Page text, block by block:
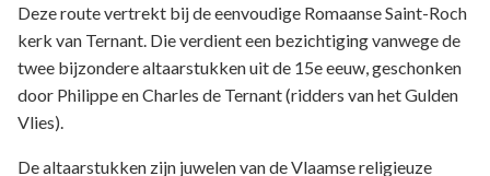
Deze route vertrekt bij de eenvoudige Romaanse Saint-Roch
kerk van Ternant. Die verdient een bezichtiging vanwege de
twee bijzondere altaarstukken uit de 15e eeuw, geschonken
door Philippe en Charles de Ternant (ridders van het Gulden
Vlies).
De altaarstukken zijn juwelen van de Vlaamse religieuze